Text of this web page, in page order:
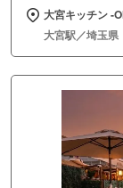
大宮キッチン
大宮駅／埼玉県